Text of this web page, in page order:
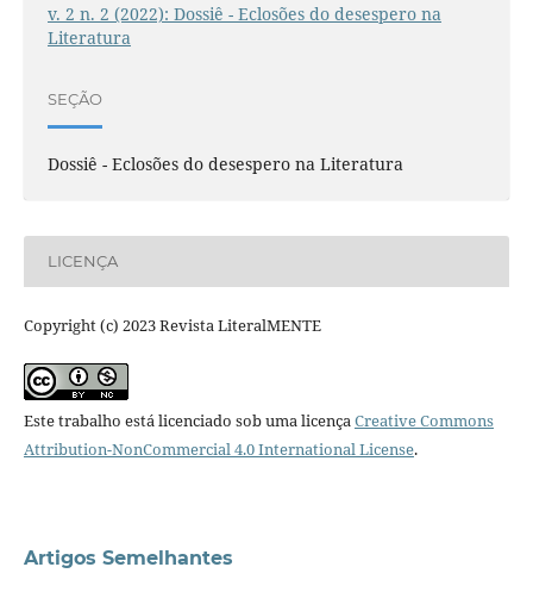
v. 2 n. 2 (2022): Dossiê - Eclosões do desespero na
Literatura
SEÇÃO
Dossiê - Eclosões do desespero na Literatura
LICENÇA
Copyright (c) 2023 Revista LiteralMENTE
Este trabalho está licenciado sob uma licençaCreative Commons
Attribution-NonCommercial 4.0 International License.
Artigos Semelhantes